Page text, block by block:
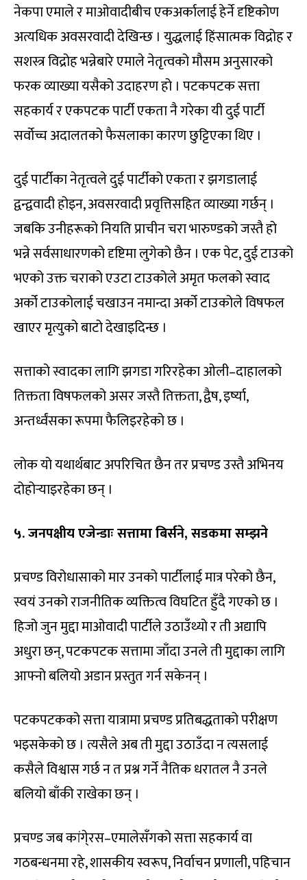
नेकपा एमाले र माओवादीबीच एकअर्कालाई हेर्ने दृष्टिकोण
अत्यधिक अवसरवादी देखिन्छ । युद्धलाई हिंसात्मक विद्रोह र
सशस्त्र विद्रोह भन्नेबारे एमाले नेतृत्वको मौसम अनुसारको
फरक व्याख्या यसैको उदाहरण हो । पटकपटक सत्ता
सहकार्य र एकपटक पार्टी एकता नै गरेका यी दुई पार्टी
सर्वोच्च अदालतको फैसलाका कारण छुट्टिएका थिए ।
दुई पार्टीका नेतृत्वले दुई पार्टीको एकता र झगडालाई
द्वन्द्ववादी होइन, अवसरवादी प्रवृत्तिसहित व्याख्या गर्छन् ।
जबकि उनीहरूको नियति प्राचीन चरा भारुण्डको जस्तै हो
भन्ने सर्वसाधारणको दृष्टिमा लुगेको छैन । एक पेट, दुई टाउको
भएको उक्त चराको एउटा टाउकोले अमृत फलको स्वाद
अर्को टाउकोलाई चखाउन नमान्दा अर्को टाउकोले विषफल
खाएर मृत्युको बाटो देखाइदिन्छ ।
सत्ताको स्वादका लागि झगडा गरिरहेका ओली–दाहालको
तिक्तता विषफलको असर जस्तै तिक्तता, द्वैष, इर्ष्या,
अन्तर्ध्वंसका रूपमा फैलिइरहेको छ ।
लोक यो यथार्थबाट अपरिचित छैन तर प्रचण्ड उस्तै अभिनय
दोहोर्‍याइरहेका छन् ।
५. जनपक्षीय एजेन्डाः सत्तामा बिर्सने,सडकमा सम्झने
प्रचण्ड विरोधासाको मार उनको पार्टीलाई मात्र परेको छैन,
स्वयं उनको राजनीतिक व्यक्तित्व विघटित हुँदै गएको छ ।
हिजो जुन मुद्दा माओवादी पार्टीले उठाउँथ्यो र ती अद्यापि
अधुरा छन्, पटकपटक सत्तामा जाँदा उनले ती मुद्दाका लागि
आफ्नो बलियो अडान प्रस्तुत गर्न सकेनन् ।
पटकपटकको सत्ता यात्रामा प्रचण्ड प्रतिबद्धताको परीक्षण
भइसकेको छ । त्यसैले अब ती मुद्दा उठाउँदा न त्यसलाई
कसैले विश्वास गर्छ न त प्रश्न गर्ने नैतिक धरातल नै उनले
बलियो बाँकी राखेका छन् ।
प्रचण्ड जब कांगे्रस–एमालेसँगको सत्ता सहकार्य वा
गठबन्धनमा रहे, शासकीय स्वरूप, निर्वाचन प्रणाली, पहिचान